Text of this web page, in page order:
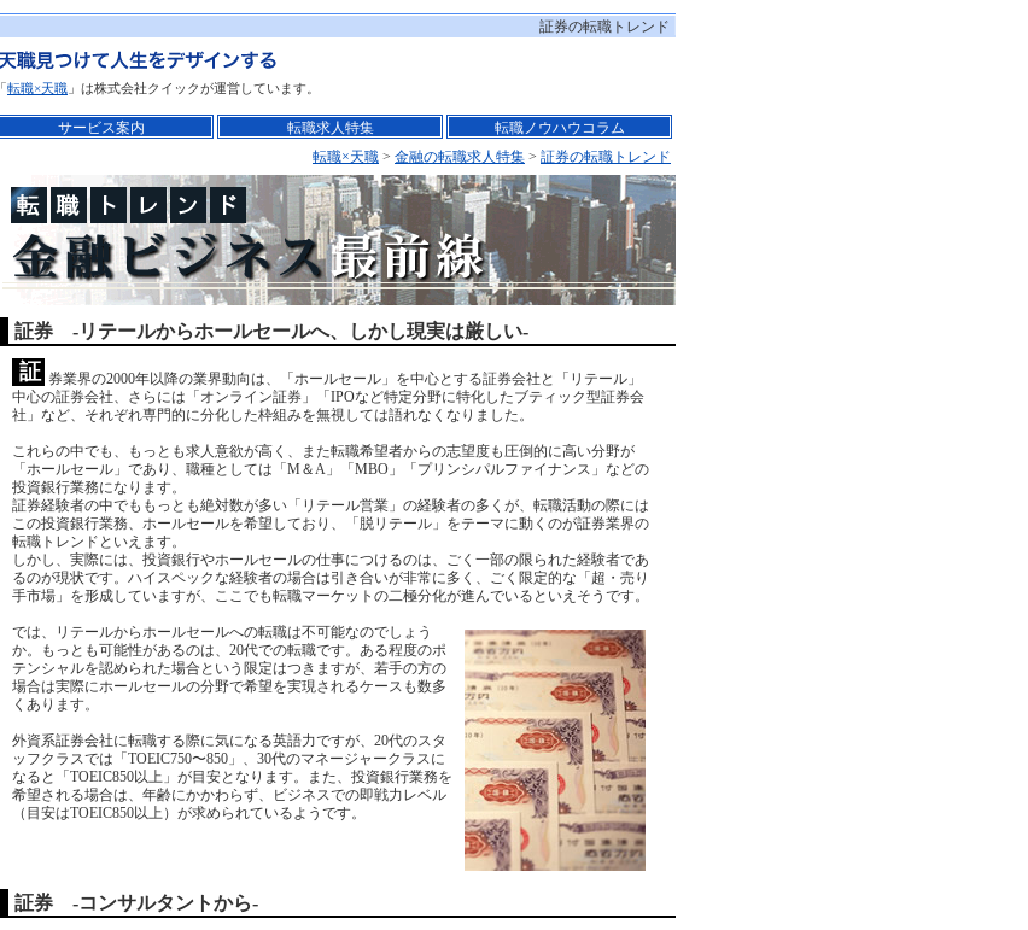
証券の転職トレンド
「転職×天職 」は株式会社クイックが運営しています。
サービス案内 転職求人特集
転職ノウハウコラム
転職×天職 > 金融の転職求人特集 > 証券の転職トレンド
証券 -リテールからホールセールへ、しかし現実は厳しい-
証 券業界の2000年以降の業界動向は、「ホールセール」を中心とする証券会社と「リテール」
中心の証券会社、さらには「オンライン証券」「IPOなど特定分野に特化したブティック型証券会
社」など、それぞれ専門的に分化した枠組みを無視しては語れなくなりました。
これらの中でも、もっとも求人意欲が高く、また転職希望者からの志望度も圧倒的に高い分野が
「ホールセール」であり、職種としては「M＆A」「MBO」「プリンシパルファイナンス」などの
投資銀行業務になります。
証券経験者の中でももっとも絶対数が多い「リテール営業」の経験者の多くが、転職活動の際には
この投資銀行業務、ホールセールを希望しており、「脱リテール」をテーマに動くのが証券業界の
転職トレンドといえます。
しかし、実際には、投資銀行やホールセールの仕事につけるのは、ごく一部の限られた経験者であ
るのが現状です。ハイスペックな経験者の場合は引き合いが非常に多く、ごく限定的な「超・売り
手市場」を形成していますが、ここでも転職マーケットの二極分化が進んでいるといえそうです。
では、リテールからホールセールへの転職は不可能なのでしょう
か。もっとも可能性があるのは、20代での転職です。ある程度のポ
テンシャルを認められた場合という限定はつきますが、若手の方の
場合は実際にホールセールの分野で希望を実現されるケースも数多
くあります。
外資系証券会社に転職する際に気になる英語力ですが、20代のスタ
ッフクラスでは「TOEIC750〜850」、30代のマネージャークラスに
なると「TOEIC850以上」が目安となります。また、投資銀行業務を
希望される場合は、年齢にかかわらず、ビジネスでの即戦力レベル
（目安はTOEIC850以上）が求められているようです。
証券 -コンサルタントから-